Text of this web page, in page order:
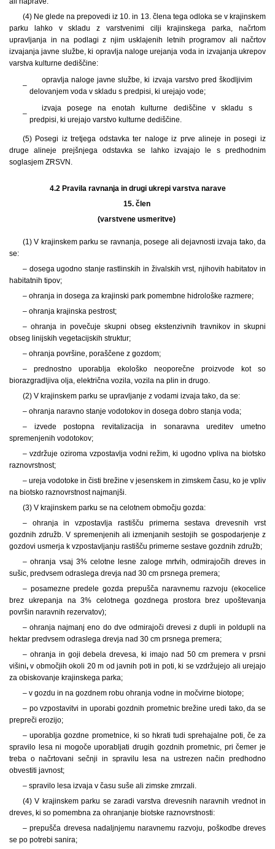
(4) Ne glede na prepovedi iz 10. in 13. člena tega odloka se v krajinskem
parku lahko v skladu z varstvenimi cilji krajinskega parka, načrtom
upravljanja in na podlagi z njim usklajenih letnih programov ali načrtov
izvajanja javne službe, ki opravlja naloge urejanja voda in izvajanja ukrepov
varstva kulturne dediščine:
–
opravlja naloge javne službe, ki izvaja varstvo pred škodljivim
delovanjem voda v skladu s predpisi, ki urejajo vode;
–
izvaja posege na enotah kulturne dediščine v skladu s
predpisi, ki urejajo varstvo kulturne dediščine.
(5) Posegi iz tretjega odstavka ter naloge iz prve alineje in posegi iz
druge alineje prejšnjega odstavka se lahko izvajajo le s predhodnim
soglasjem ZRSVN.
4.2 Pravila ravnanja in drugi ukrepi varstva narave
15. člen
(varstvene usmeritve)
(1) V krajinskem parku se ravnanja, posege ali dejavnosti izvaja tako, da
se:
– dosega ugodno stanje rastlinskih in živalskih vrst, njihovih habitatov in
habitatnih tipov;
– ohranja in dosega za krajinski park pomembne hidrološke razmere;
– ohranja krajinska pestrost;
– ohranja in povečuje skupni obseg ekstenzivnih travnikov in skupni
obseg linijskih vegetacijskih struktur;
– ohranja površine, poraščene z gozdom;
– prednostno uporablja ekološko neoporečne proizvode kot so
biorazgradljiva olja, električna vozila, vozila na plin in drugo.
(2) V krajinskem parku se upravljanje z vodami izvaja tako, da se:
– ohranja naravno stanje vodotokov in dosega dobro stanja voda;
– izvede postopna revitalizacija in sonaravna ureditev umetno
spremenjenih vodotokov;
– vzdržuje oziroma vzpostavlja vodni režim, ki ugodno vpliva na biotsko
raznovrstnost;
– ureja vodotoke in čisti brežine v jesenskem in zimskem času, ko je vpliv
na biotsko raznovrstnost najmanjši.
(3) V krajinskem parku se na celotnem območju gozda:
– ohranja in vzpostavlja rastišču primerna sestava drevesnih vrst
gozdnih združb. V spremenjenih ali izmenjanih sestojih se gospodarjenje z
gozdovi usmerja k vzpostavljanju rastišču primerne sestave gozdnih združb;
– ohranja vsaj 3% celotne lesne zaloge mrtvih, odmirajočih dreves in
sušic, predvsem odraslega drevja nad 30 cm prsnega premera;
– posamezne predele gozda prepušča naravnemu razvoju (ekocelice
brez ukrepanja na 3% celotnega gozdnega prostora brez upoštevanja
površin naravnih rezervatov);
– ohranja najmanj eno do dve odmirajoči drevesi z dupli in poldupli na
hektar predvsem odraslega drevja nad 30 cm prsnega premera;
– ohranja in goji debela drevesa, ki imajo nad 50 cm premera v prsni
višini, v območjih okoli 20 m od javnih poti in poti, ki se vzdržujejo ali urejajo
za obiskovanje krajinskega parka;
– v gozdu in na gozdnem robu ohranja vodne in močvirne biotope;
– po vzpostavitvi in uporabi gozdnih prometnic brežine uredi tako, da se
prepreči erozijo;
– uporablja gozdne prometnice, ki so hkrati tudi sprehajalne poti, če za
spravilo lesa ni mogoče uporabljati drugih gozdnih prometnic, pri čemer je
treba o načrtovani sečnji in spravilu lesa na ustrezen način predhodno
obvestiti javnost;
– spravilo lesa izvaja v času suše ali zimske zmrzali.
(4) V krajinskem parku se zaradi varstva drevesnih naravnih vrednot in
dreves, ki so pomembna za ohranjanje biotske raznovrstnosti:
– prepušča drevesa nadaljnjemu naravnemu razvoju, poškodbe dreves
se po potrebi sanira;